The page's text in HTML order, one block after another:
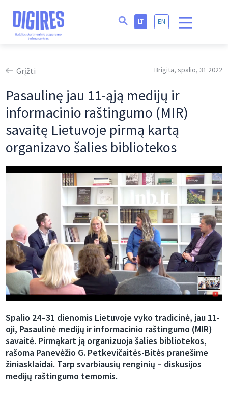
LT EN
Grįžti Brigita, spalio, 31 2022
Pasaulinę jau 11-ąją medijų ir
informacinio raštingumo (MIR)
savaitę Lietuvoje pirmą kartą
organizavo šalies bibliotekos
Spalio 24–31 dienomis Lietuvoje vyko tradicinė, jau 11-
oji, Pasaulinė medijų ir informacinio raštingumo (MIR)
savaitė. Pirmąkart ją organizuoja šalies bibliotekos,
rašoma Panevėžio G. Petkevičaitės-Bitės pranešime
žiniasklaidai. Tarp svarbiausių renginių – diskusijos
medijų raštingumo temomis.